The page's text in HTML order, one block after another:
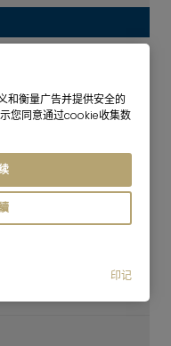
和衡量广告并提供安全的
您同意通过cookie收集数
印记